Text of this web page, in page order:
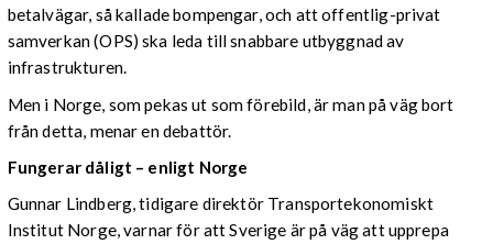
betalvägar, så kallade bompengar, och att offentlig-privat
samverkan (OPS) ska leda till snabbare utbyggnad av
infrastrukturen.
Men i Norge, som pekas ut som förebild, är man på väg bort
från detta, menar en debattör.
Fungerar dåligt – enligt Norge
Gunnar Lindberg, tidigare direktör Transportekonomiskt
Institut Norge, varnar för att Sverige är på väg att upprepa